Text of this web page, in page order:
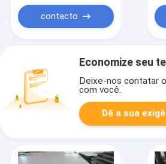
contacto
Economize seu
Deixe-nos contatar
com você.
Dê a sua